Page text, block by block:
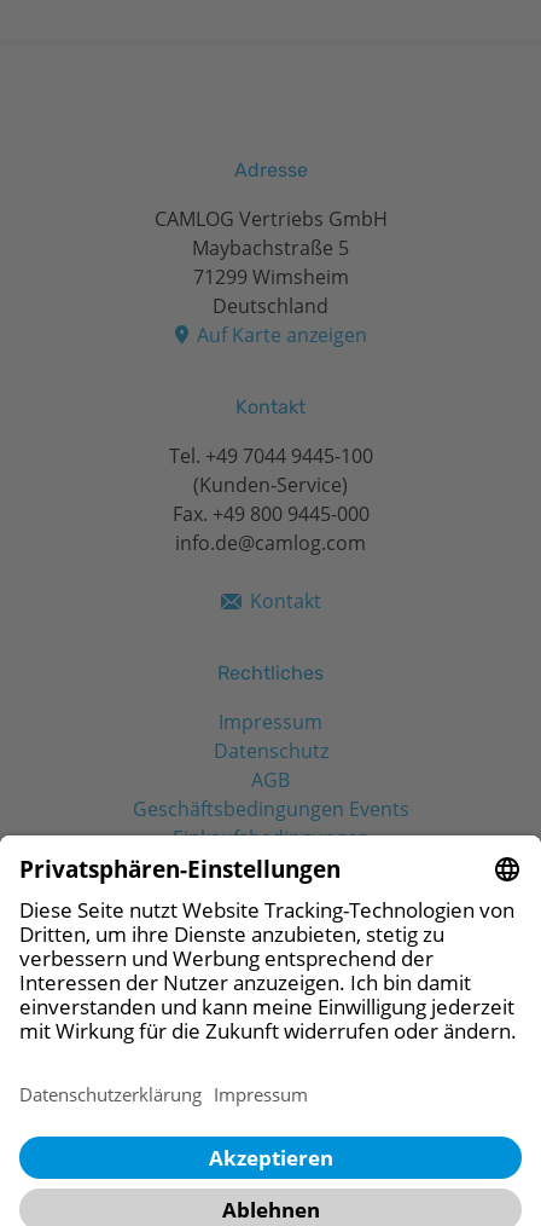
Adresse
CAMLOG Vertriebs GmbH
Maybachstraße 5
71299 Wimsheim
Deutschland
Auf Karte anzeigen
Kontakt
Tel. +49 7044 9445-100
(Kunden-Service)
Fax. +49 800 9445-000
info.de@camlog.com
Kontakt
Rechtliches
Impressum
Datenschutz
AGB
Geschäftsbedingungen Events
Einkaufsbedingungen
Social Media
© 2026 CAMLOG Vertriebs GmbH